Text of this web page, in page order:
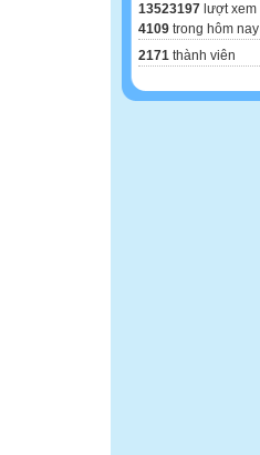
13523197 lượt xem
4109 trong hôm nay
2171 thành viên